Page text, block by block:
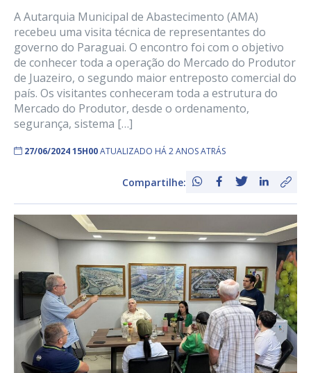
A Autarquia Municipal de Abastecimento (AMA)
recebeu uma visita técnica de representantes do
governo do Paraguai. O encontro foi com o objetivo
de conhecer toda a operação do Mercado do Produtor
de Juazeiro, o segundo maior entreposto comercial do
país. Os visitantes conheceram toda a estrutura do
Mercado do Produtor, desde o ordenamento,
segurança, sistema […]
27/06/2024 15H00ATUALIZADO HÁ 2 ANOS ATRÁS
Compartilhe: